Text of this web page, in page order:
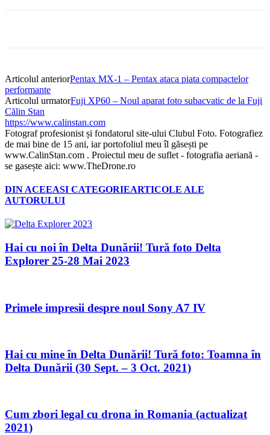
Articolul anteriorPentax MX-1 – Pentax ataca piata compactelor
performante
Articolul urmatorFuji XP60 – Noul aparat foto subacvatic de la Fuji
Călin Stan
https://www.calinstan.com
Fotograf profesionist și fondatorul site-ului Clubul Foto. Fotografiez
de mai bine de 15 ani, iar portofoliul meu îl găsești pe
www.CalinStan.com . Proiectul meu de suflet - fotografia aeriană -
se gasește aici: www.TheDrone.ro
DIN ACEEASI CATEGORIEARTICOLE ALE
AUTORULUI
Hai cu noi în Delta Dunării! Tură foto Delta
Explorer 25-28 Mai 2023
Primele impresii despre noul Sony A7 IV
Hai cu mine în Delta Dunării! Tură foto: Toamna în
Delta Dunării (30 Sept. – 3 Oct. 2021)
Cum zbori legal cu drona in Romania (actualizat
2021)